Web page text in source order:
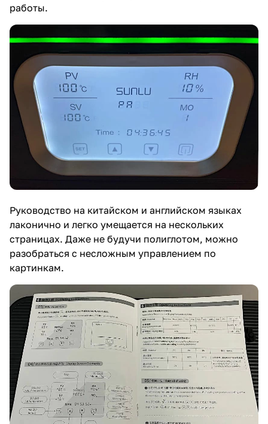
работы.
Руководство на китайском и английском языках
лаконично и легко умещается на нескольких
страницах. Даже не будучи полиглотом, можно
разобраться с несложным управлением по
картинкам.